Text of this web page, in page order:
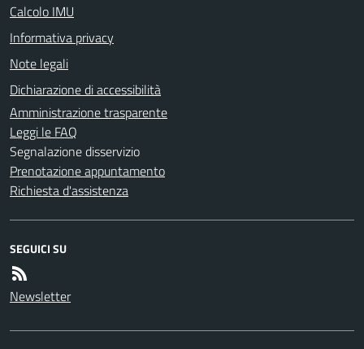
Calcolo IMU
Informativa privacy
Note legali
Dichiarazione di accessibilità
Amministrazione trasparente
Leggi le FAQ
Segnalazione disservizio
Prenotazione appuntamento
Richiesta d'assistenza
SEGUICI SU
Newsletter